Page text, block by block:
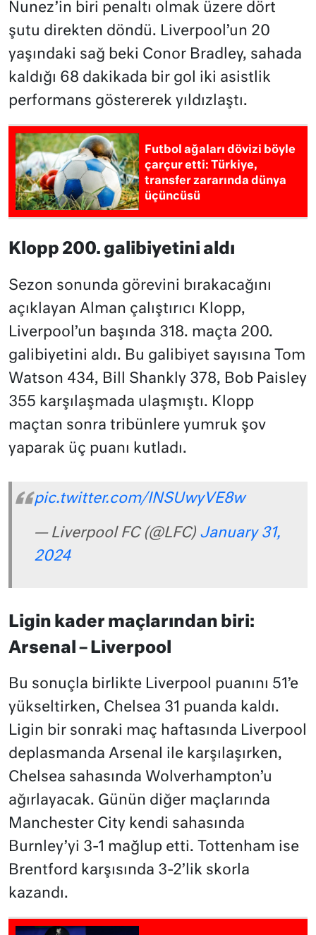
Nunez’in biri penaltı olmak üzere dört
şutu direkten döndü. Liverpool’un 20
yaşındaki sağ beki Conor Bradley, sahada
kaldığı 68 dakikada bir gol iki asistlik
performans göstererek yıldızlaştı.
Futbol ağaları dövizi böyle
çarçur etti: Türkiye,
transfer zararında dünya
üçüncüsü
Klopp 200. galibiyetini aldı
Sezon sonunda görevini bırakacağını
açıklayan Alman çalıştırıcı Klopp,
Liverpool’un başında 318. maçta 200.
galibiyetini aldı. Bu galibiyet sayısına Tom
Watson 434, Bill Shankly 378, Bob Paisley
355 karşılaşmada ulaşmıştı. Klopp
maçtan sonra tribünlere yumruk şov
yaparak üç puanı kutladı.
pic.twitter.com/INSUwyVE8w
— Liverpool FC (@LFC) January 31,
2024
Ligin kader maçlarından biri:
Arsenal – Liverpool
Bu sonuçla birlikte Liverpool puanını 51’e
yükseltirken, Chelsea 31 puanda kaldı.
Ligin bir sonraki maç haftasında Liverpool
deplasmanda Arsenal ile karşılaşırken,
Chelsea sahasında Wolverhampton’u
ağırlayacak. Günün diğer maçlarında
Manchester City kendi sahasında
Burnley’yi 3-1 mağlup etti. Tottenham ise
Brentford karşısında 3-2’lik skorla
kazandı.